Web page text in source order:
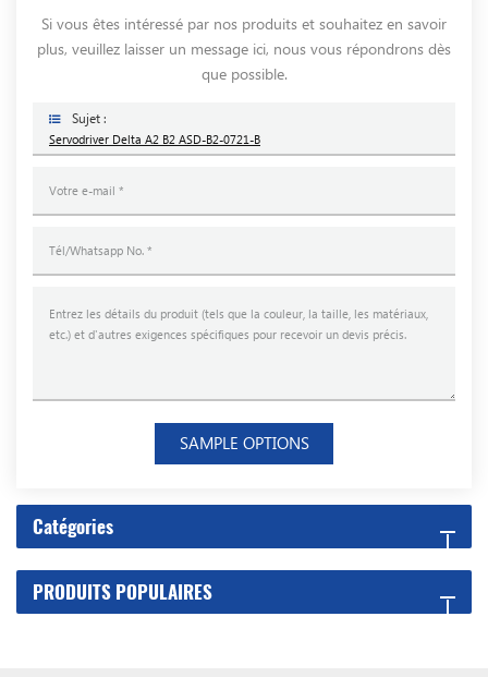
Si vous êtes intéressé par nos produits et souhaitez en savoir
plus, veuillez laisser un message ici, nous vous répondrons dès
que possible.
Sujet :
Servodriver Delta A2 B2 ASD-B2-0721-B
SAMPLE OPTIONS
Catégories
PRODUITS POPULAIRES